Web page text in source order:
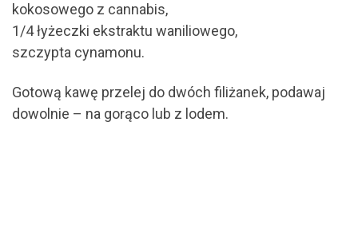
kokosowego z cannabis,
1/4 łyżeczki ekstraktu waniliowego,
szczypta cynamonu.
Gotową kawę przelej do dwóch filiżanek, podawaj
dowolnie – na gorąco lub z lodem.